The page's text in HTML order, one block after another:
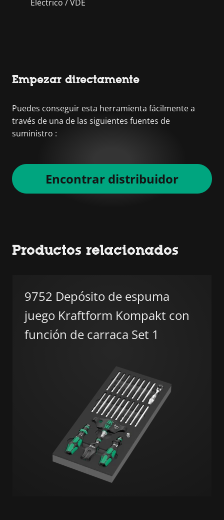
Eléctrico / VDE
Empezar directamente
Puedes conseguir esta herramienta fácilmente a
través de una de las siguientes fuentes de
suministro :
Encontrar distribuidor
Productos relacionados
9752 Depósito de espuma
juego Kraftform Kompakt con
función de carraca Set 1